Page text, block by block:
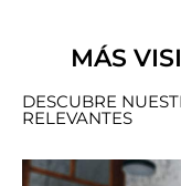
MÁS
DESCUBRE
RELEVANTES